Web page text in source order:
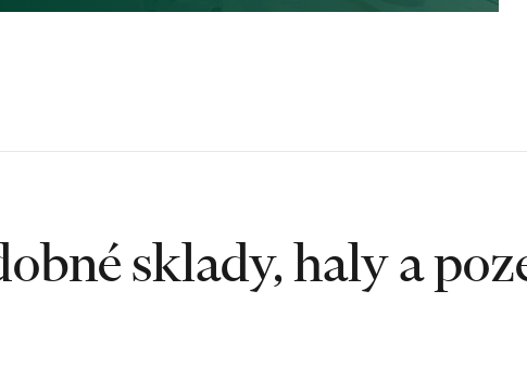
sklady, haly a